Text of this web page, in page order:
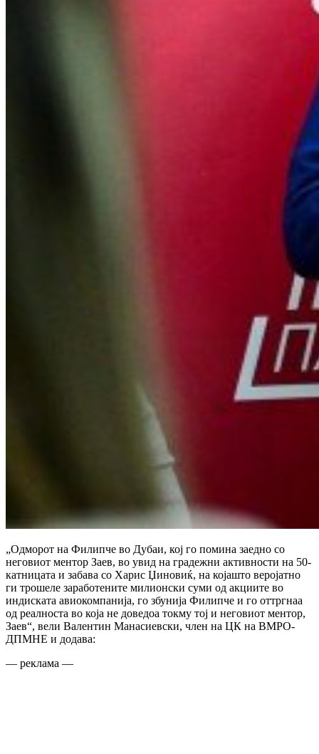
„Одморот на Филипче во Дубаи, кој го помина заедно со
неговиот ментор Заев, во увид на градежни активности на 50-
катницата и забава со Харис Џиновиќ, на којашто веројатно
ги трошеле заработените милионски суми од акциите во
индиската авиокомпанија, го збунија Филипче и го оттргнаа
од реалноста во која не доведоа токму тој и неговиот ментор,
Заев“, вели Валентин Манасиевски, член на ЦК на ВМРО-
ДПМНЕ и додава:
— реклама —